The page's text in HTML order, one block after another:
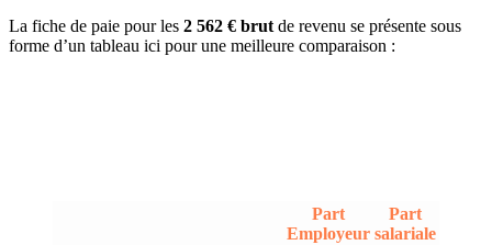
La fiche de paie pour les 2 562 € brut de revenu se présente sous
forme d’un tableau ici pour une meilleure comparaison :
Part
Employeur
Part
salariale